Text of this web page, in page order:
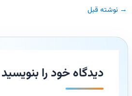
→ نوشته قبل
دیدگاه‌ خود را بنویسید